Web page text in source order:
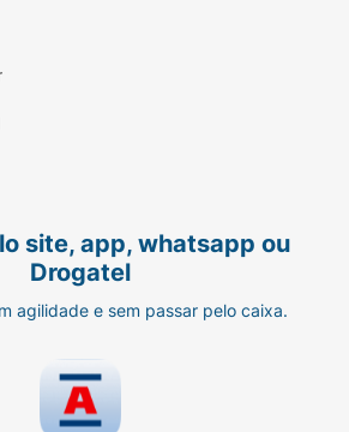
6 Baterias
auditivos compatíveis
lado positivo (+), insira a
de pilha do aparelho.
que o lado positivo da
site, app, whatsapp ou
Drogatel
agilidade e sem passar pelo caixa.